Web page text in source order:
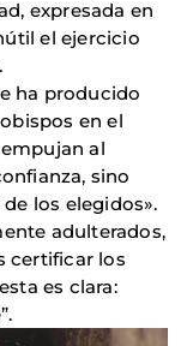
expresada en
el ejercicio
ha producido
en el
al
sino
los elegidos».
adulterados,
certificar los
es clara: